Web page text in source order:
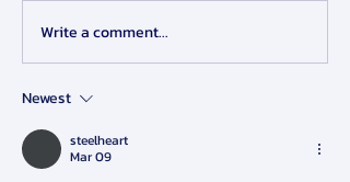
Write a comment...
Newest
steelheart
Mar 09